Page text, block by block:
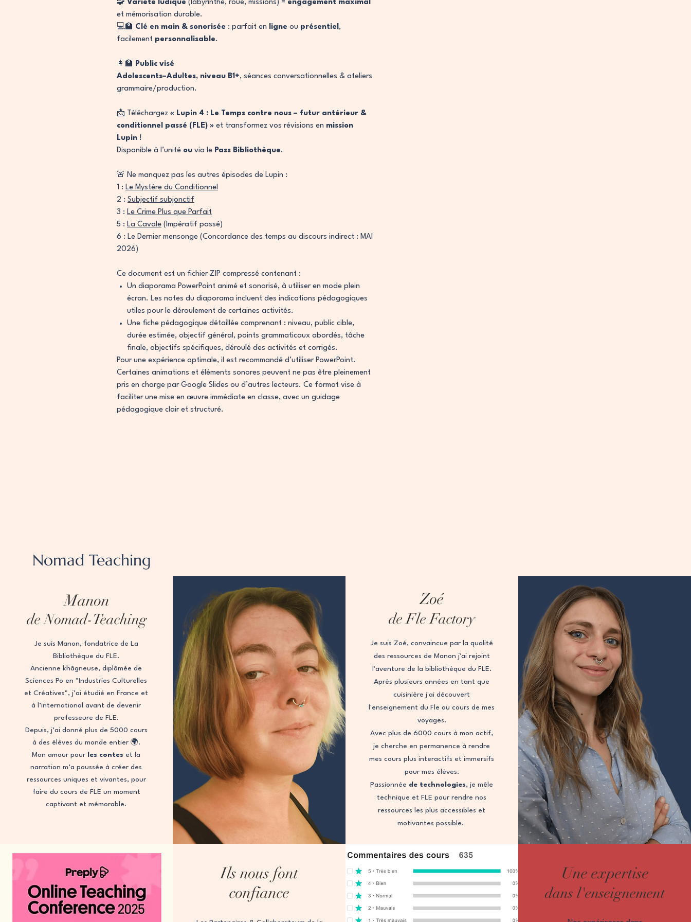
🧩 Variété ludique (labyrinthe, roue, missions) = engagement maximal
et mémorisation durable.
💻🏫 Clé en main & sonorisée : parfait en ligne ou présentiel ,
facilement personnalisable.
👩‍🏫
Public visé
Adolescents–Adultes, niveau B1+, séances conversationnelles & ateliers
grammaire/production.
📩 Téléchargez « Lupin 4 : Le Temps contre nous – futur antérieur &
conditionnel passé (FLE) » et transformez vos révisions en mission
Lupin !
Disponible à l’unité ou via le Pass Bibliothèque.
🚨 Ne manquez pas les autres épisodes de Lupin :
1 : Le Mystère du Conditionnel
2 : Subjectif subjonctif
3 : Le Crime Plus que Parfait
5 : La Cavale (Impératif passé)
6 : Le Dernier mensonge (Concordance des temps au discours indirect : MAI
2026)
Ce document est un fichier ZIP compressé contenant :
Un diaporama PowerPoint animé et sonorisé, à utiliser en mode plein
écran. Les notes du diaporama incluent des indications pédagogiques
utiles pour le déroulement de certaines activités.
Une fiche pédagogique détaillée comprenant : niveau, public cible,
durée estimée, objectif général, points grammaticaux abordés, tâche
finale, objectifs spécifiques, déroulé des activités et corrigés.
Pour une expérience optimale, il est recommandé d’utiliser PowerPoint.
Certaines animations et éléments sonores peuvent ne pas être pleinement
pris en charge par Google Slides ou d’autres lecteurs. Ce format vise à
faciliter une mise en œuvre immédiate en classe, avec un guidage
pédagogique clair et structuré.
Nomad Teaching
Manon
de Nomad-Teaching
Je suis Manon, fondatrice de La
Bibliothèque du FLE.
Ancienne khâgneuse, diplômée de
Sciences Po en "Industries Culturelles
et Créatives", j’ai étudié en France et
à l’international avant de devenir
professeure de FLE.
Depuis, j’ai donné plus de 5000 cours
à des élèves du monde entier 🌍.
Mon amour pour
les contes et la
narration m’a poussée à créer des
ressources uniques et vivantes, pour
faire du cours de FLE un moment
captivant et mémorable.
Zoé
de Fle Factory
Je suis Zoé, convaincue par la qualité
des ressources de Manon j'ai rejoint
l'aventure de la bibliothèque du FLE.
Après plusieurs années en tant que
cuisinière j'ai découvert
l'enseignement du Fle au cours de mes
voyages.
Avec plus de 6000 cours à mon actif,
je cherche en permanence à rendre
mes cours plus interactifs et immersifs
pour mes élèves.
Passionnée de technologies, je mêle
technique et FLE pour rendre nos
ressources les plus accessibles et
motivantes possible.
Ils nous font
confiance
Une expertise
dans l'enseignement